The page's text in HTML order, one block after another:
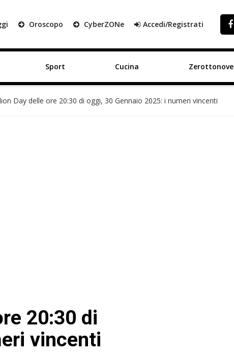
Oroscopo CyberZONe Accedi/Registrati
Sport Cucina Zerottonove
Day delle ore 20:30 di oggi, 30 Gennaio 2025: i numeri vincenti
20:30 di
vincenti